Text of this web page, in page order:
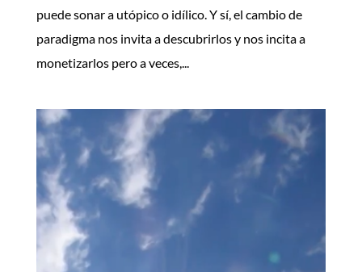
puede sonar a utópico o idílico. Y sí, el cambio de
paradigma nos invita a descubrirlos y nos incita a
monetizarlos pero a veces,...